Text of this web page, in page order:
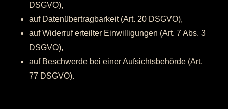
DSGVO),
auf Datenübertragbarkeit (Art. 20 DSGVO),
auf Widerruf erteilter Einwilligungen (Art. 7 Abs. 3
DSGVO),
auf Beschwerde bei einer Aufsichtsbehörde (Art.
77 DSGVO).